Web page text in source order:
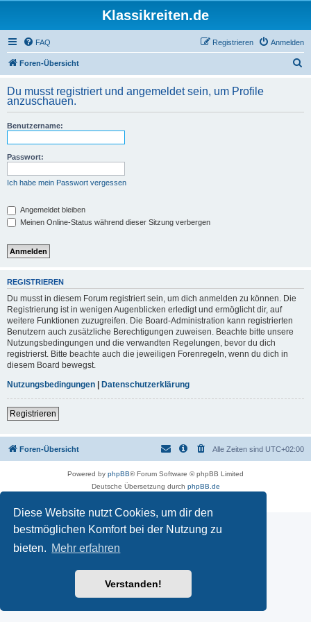
Diese Website nutzt Cookies, um dir den
bestmöglichen Komfort bei der Nutzung zu
bieten. Mehr erfahren
Verstanden!
Klassikreiten.de
FAQ Anmelden
Registrieren
Foren-Übersicht
h
Du musst registriert und angemeldet sein, um Profile
anzuschauen.
Benutzername:
Passwort:
Ich habe mein Passwort vergessen
Angemeldet bleiben
Meinen Online-Status während dieser Sitzung verbergen
REGISTRIEREN
Du musst in diesem Forum registriert sein, um dich anmelden zu können. Die
Registrierung ist in wenigen Augenblicken erledigt und ermöglicht dir, auf
weitere Funktionen zuzugreifen. Die Board-Administration kann registrierten
Benutzern auch zusätzliche Berechtigungen zuweisen. Beachte bitte unsere
Nutzungsbedingungen und die verwandten Regelungen, bevor du dich
registrierst. Bitte beachte auch die jeweiligen Forenregeln, wenn du dich in
diesem Board bewegst.
Nutzungsbedingungen | Datenschutzerklärung
Registrieren
Foren-Übersicht Alle Zeiten sind UTC+02:00
Powered by phpBB® Forum Software © phpBB Limited
Deutsche Übersetzung durch phpBB.de